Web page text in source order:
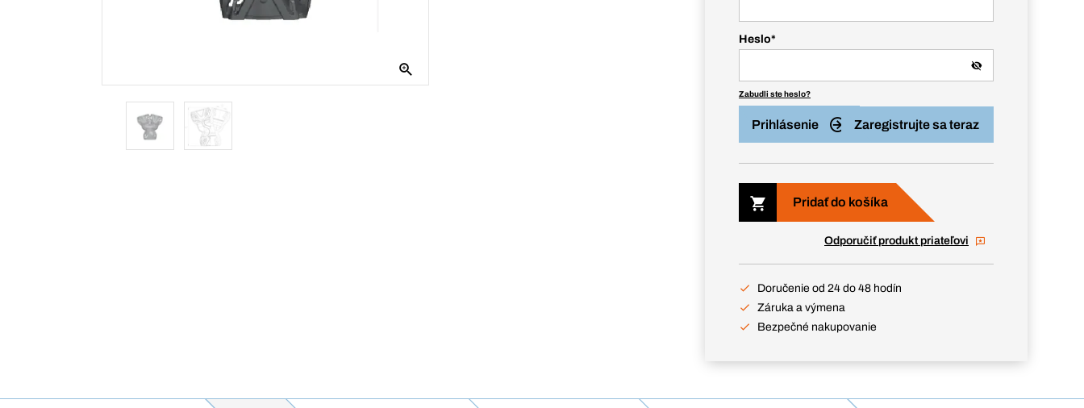
Heslo*
Zabudli ste heslo?
Prihlásenie Zaregistrujte sa teraz
Pridať do košíka
Odporučiť produkt priateľovi
Doručenie od 24 do 48 hodín
Záruka a výmena
Bezpečné nakupovanie